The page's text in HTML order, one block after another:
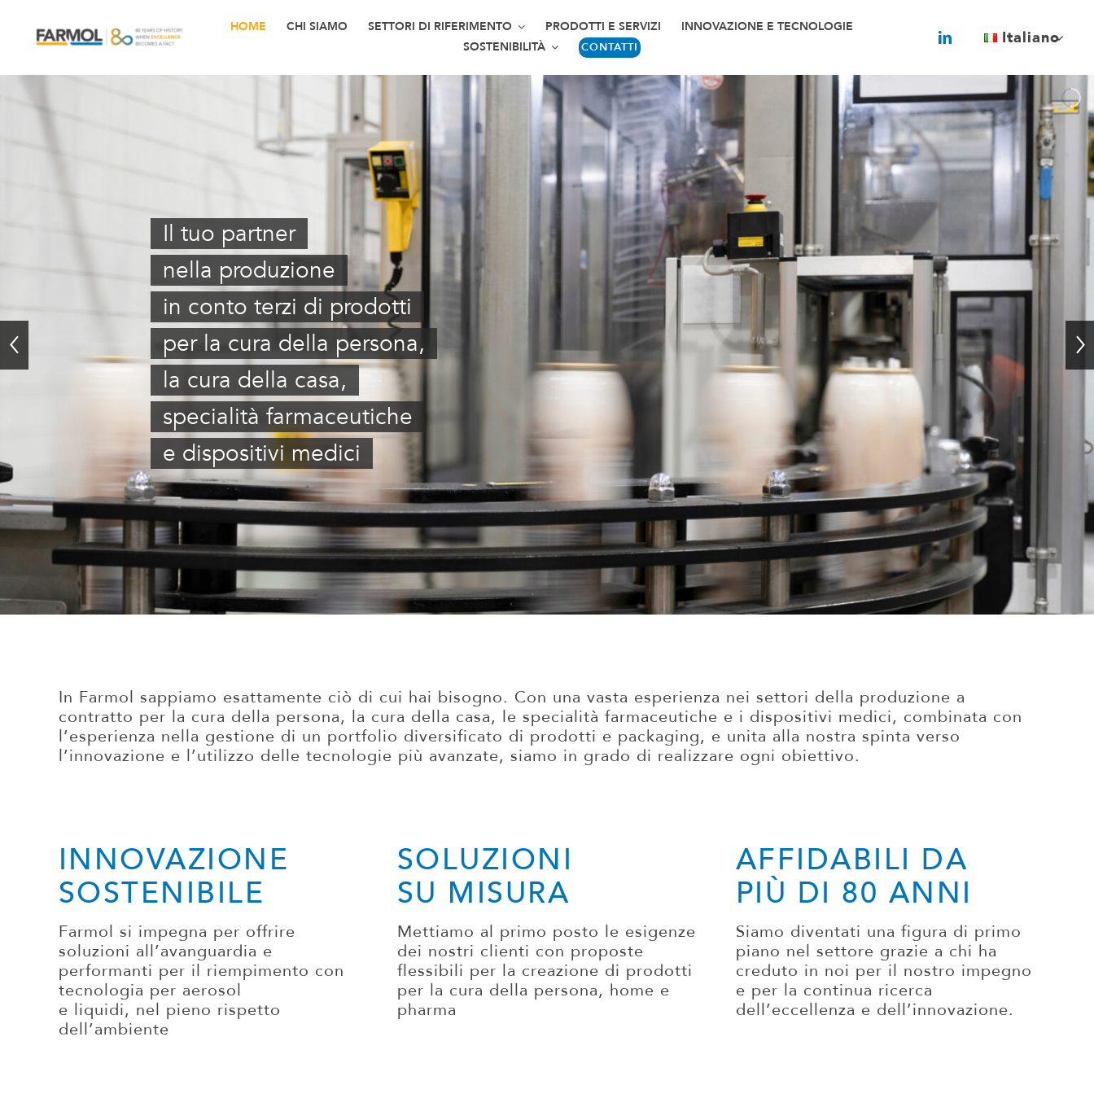
content
HOME CHI SIAMO SETTORI DI RIFERIMENTO PRODOTTI E SERVIZI
INNOVAZIONE E TECNOLOGIE
SOSTENIBILITÀ
CONTATTI Italiano
Il tuo partner
nella produzione
in conto terzi di prodotti
per la cura della persona,
la cura della casa,
specialità farmaceutiche
e dispositivi medici
In Farmol sappiamo esattamente ciò di cui hai bisogno. Con una vasta esperienza nei settori della produzione a
contratto per la cura della persona, la cura della casa, le specialità farmaceutiche e i dispositivi medici, combinata con
l’esperienza nella gestione di un portfolio diversificato di prodotti e packaging, e unita alla nostra spinta verso
l’innovazione e l’utilizzo delle tecnologie più avanzate, siamo in grado di realizzare ogni obiettivo.
INNOVAZIONE
SOSTENIBILE
Farmol si impegna per offrire
soluzioni all’avanguardia e
performanti per il riempimento con
tecnologia per aerosol
e liquidi, nel pieno rispetto
dell’ambiente
SOLUZIONI
SU MISURA
Mettiamo al primo posto le esigenze
dei nostri clienti con proposte
flessibili per la creazione di prodotti
per la cura della persona, home e
pharma
AFFIDABILI DA
PIÙ DI 80 ANNI
Siamo diventati una figura di primo
piano nel settore grazie a chi ha
creduto in noi per il nostro impegno
e per la continua ricerca
dell’eccellenza e dell’innovazione.